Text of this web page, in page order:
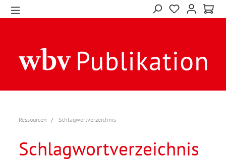
Ressourcen Schlagwortverzeichnis
Schlagwortverzeichnis